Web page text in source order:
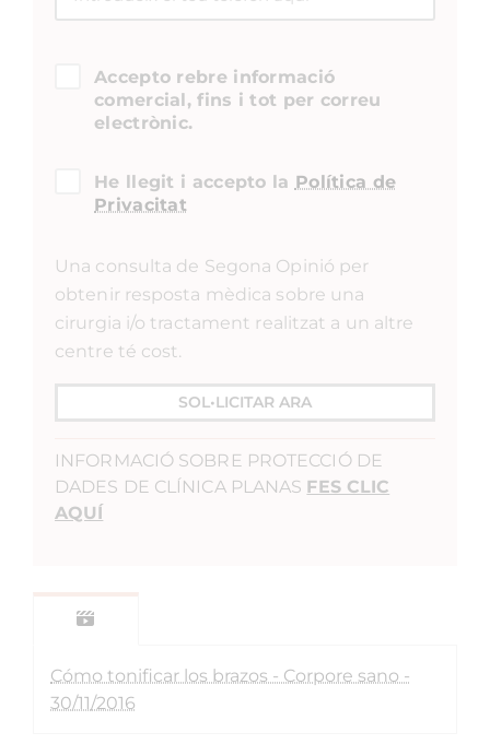
Accepto rebre informació
comercial, fins i tot per correu
electrònic.
He llegit i accepto la Política de
Privacitat
Una consulta de Segona Opinió per
obtenir resposta mèdica sobre una
cirurgia i/o tractament realitzat a un altre
centre té cost.
SOL•LICITAR ARA
INFORMACIÓ SOBRE PROTECCIÓ DE
DADES DE CLÍNICA PLANAS FES CLIC
AQUÍ
Cómo tonificar los brazos - Corpore sano -
30/11/2016